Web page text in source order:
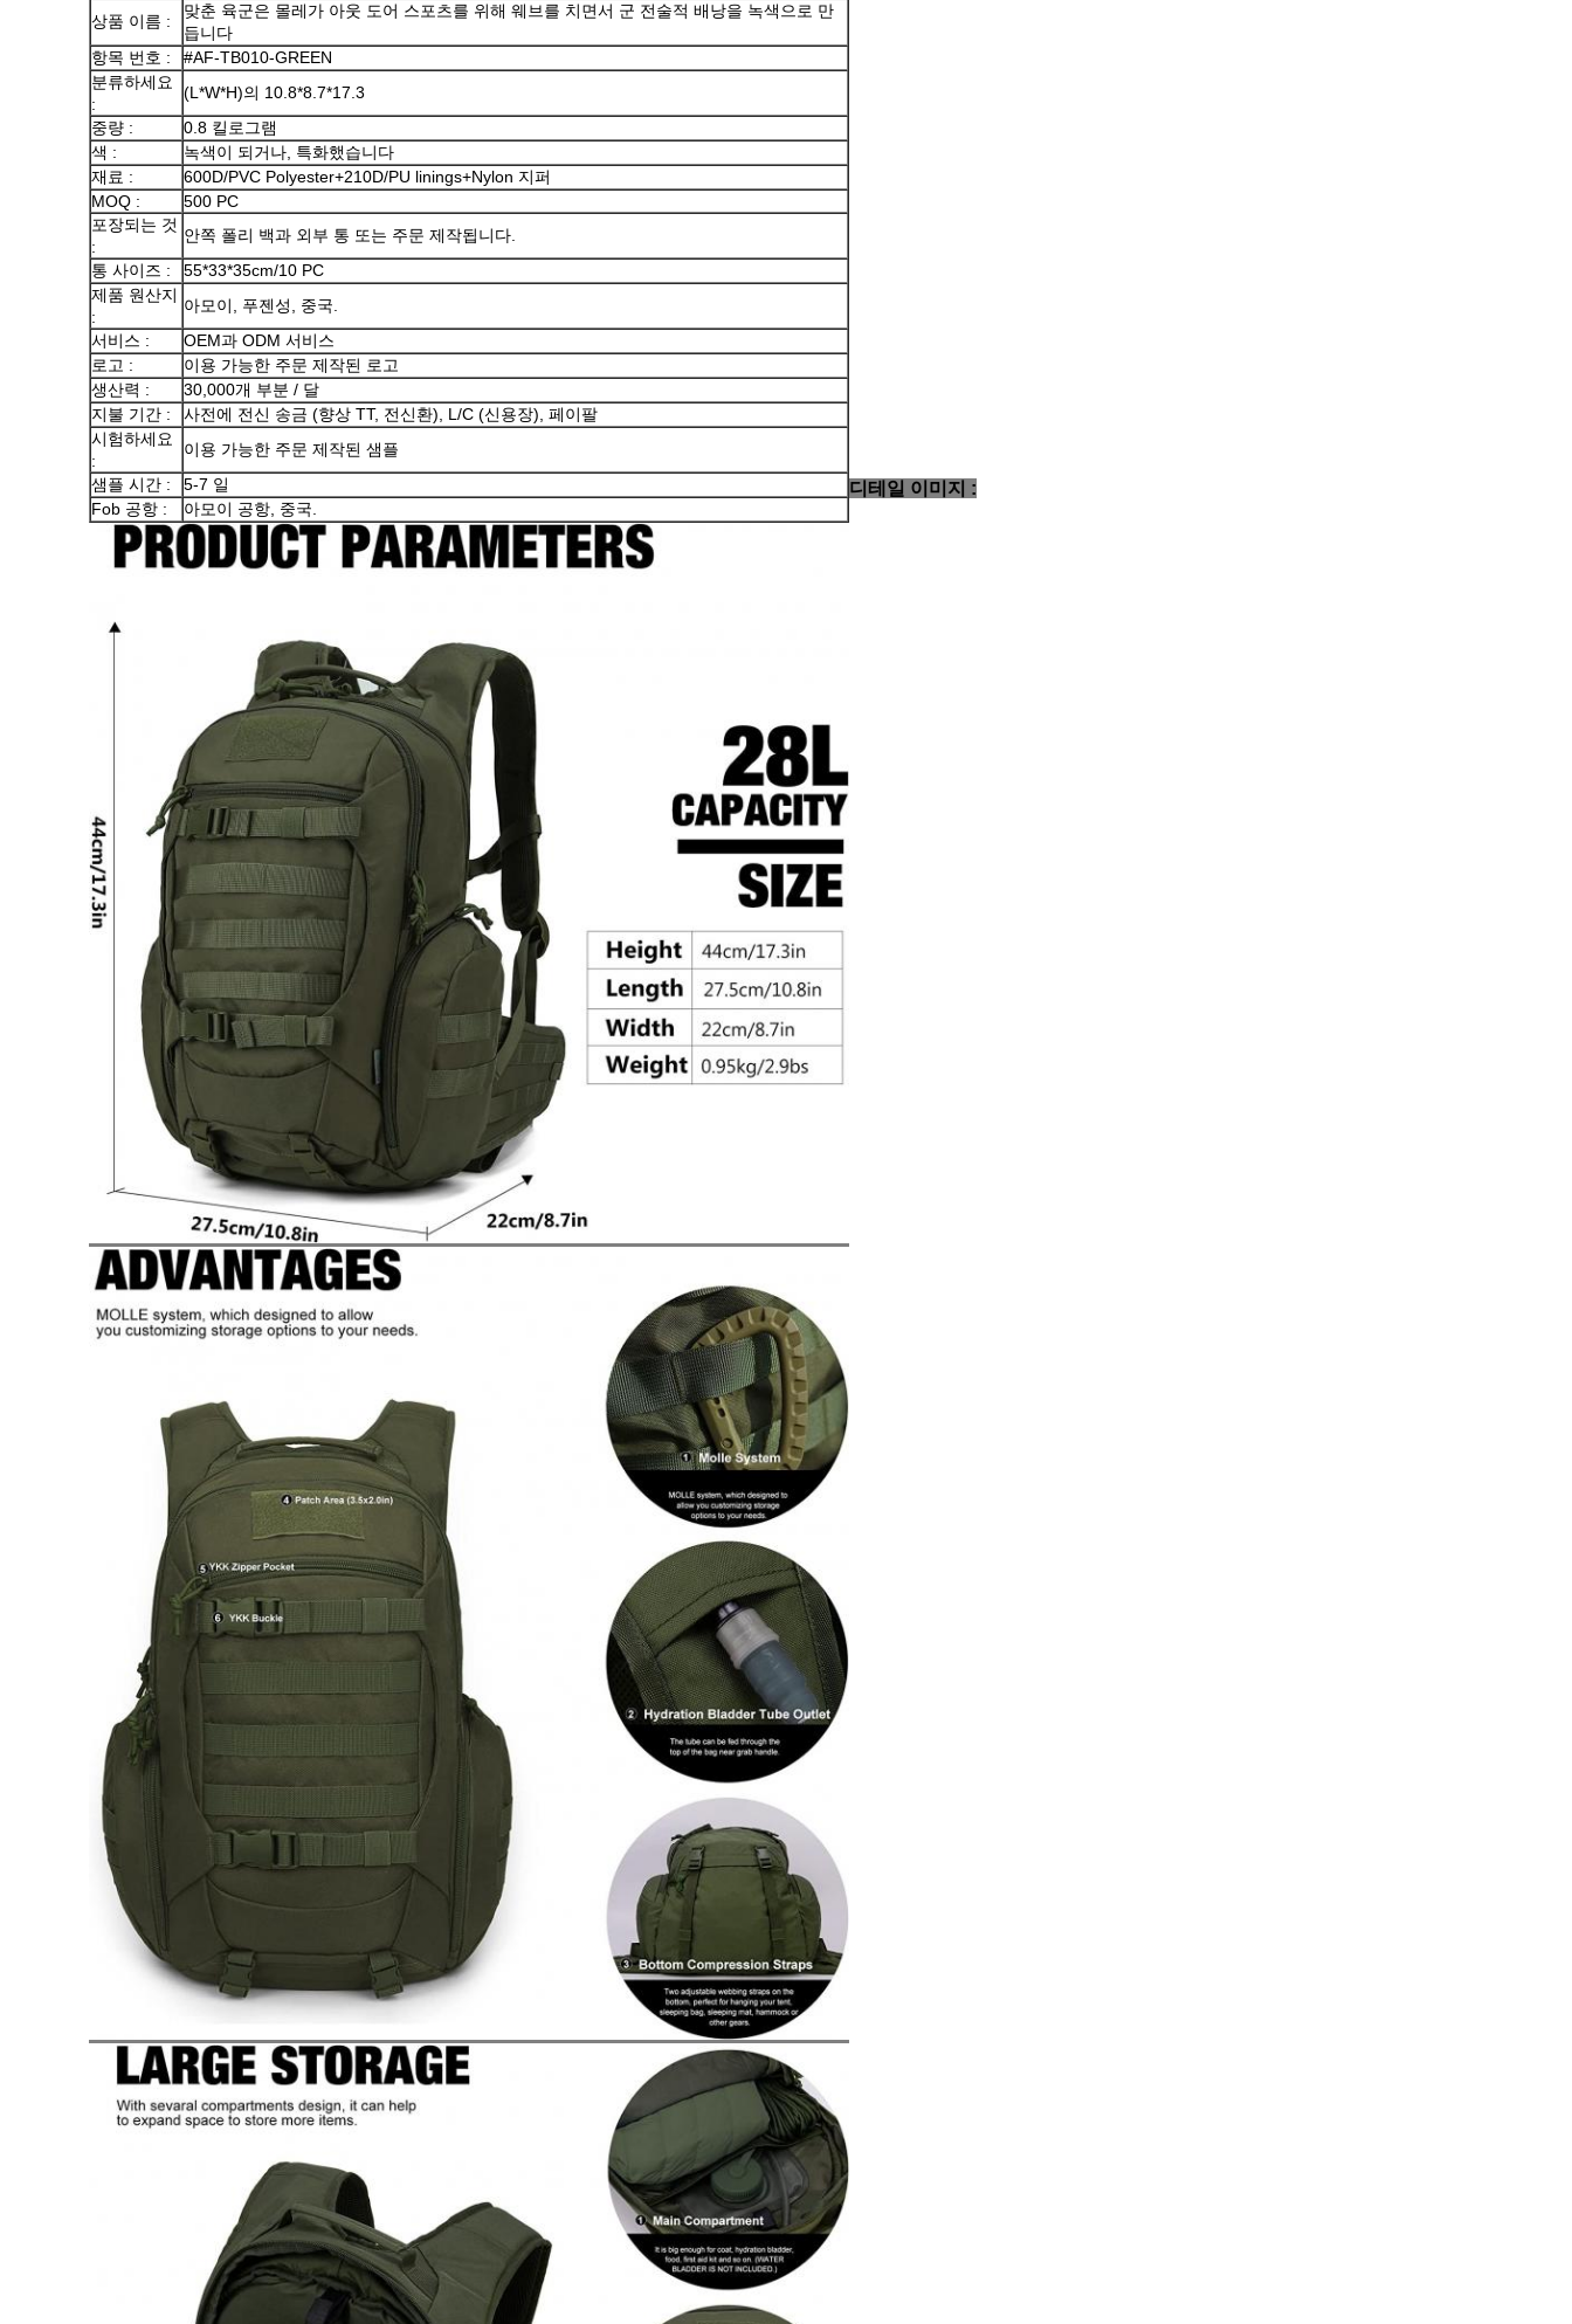
상품 이름 :
맞춘 육군은 몰레가 아웃 도어 스포츠를 위해 웨브를 치면서 군 전술적 배낭을 녹색으로 만
듭니다
항목 번호 :
#AF-TB010-GREEN
분류하세요
:
(L*W*H)의 10.8*8.7*17.3
중량 :
0.8 킬로그램
색 :
녹색이 되거나, 특화했습니다
재료 :
600D/PVC Polyester+210D/PU linings+Nylon 지퍼
MOQ :
500 PC
포장되는 것
:
안쪽 폴리 백과 외부 통 또는 주문 제작됩니다.
통 사이즈 :
55*33*35cm/10 PC
제품 원산지
:
아모이, 푸젠성, 중국.
서비스 :
OEM과 ODM 서비스
로고 :
이용 가능한 주문 제작된 로고
생산력 :
30,000개 부분 / 달
지불 기간 :
사전에 전신 송금 (향상 TT, 전신환), L/C (신용장), 페이팔
시험하세요
:
이용 가능한 주문 제작된 샘플
샘플 시간 :
5-7 일
Fob 공항 :
아모이 공항, 중국.
디테일 이미지 :